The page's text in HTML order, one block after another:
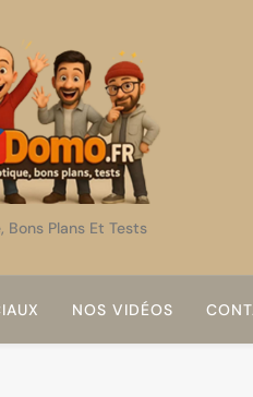
Bons Plans Et Tests
NOS VIDÉOS